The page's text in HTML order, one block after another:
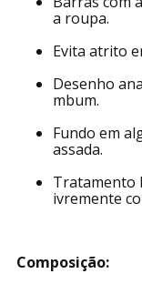
a roupa.
Evita atrito
Desenho
mbum.
Fundo em
assada.
Tratamento
ivremente
Composição: